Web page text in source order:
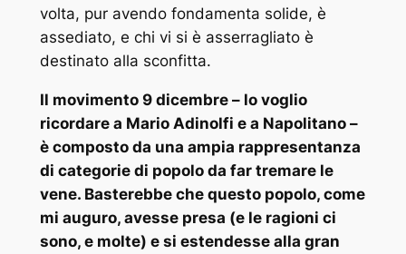
volta, pur avendo fondamenta solide, è
assediato, e chi vi si è asserragliato è
destinato alla sconfitta.
Il movimento 9 dicembre – lo voglio
ricordare a Mario Adinolfi e a Napolitano –
è composto da una ampia rappresentanza
di categorie di popolo da far tremare le
vene. Basterebbe che questo popolo, come
mi auguro, avesse presa (e le ragioni ci
sono, e molte) e si estendesse alla gran